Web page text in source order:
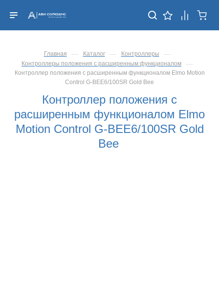
Главная — Каталог — Контроллеры —
Контроллеры положения с расширенным функционалом —
Контроллер положения с расширенным функционалом Elmo Motion
Control G-BEE6/100SR Gold Bee
Контроллер положения с
расширенным функционалом Elmo
Motion Control G-BEE6/100SR Gold
Bee